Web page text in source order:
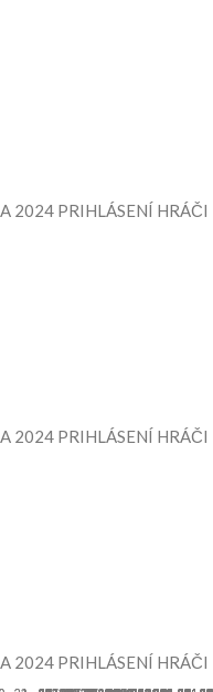
2024 PRIHLÁSENÍ HRÁČI
2024 PRIHLÁSENÍ HRÁČI
2024 PRIHLÁSENÍ HRÁČI